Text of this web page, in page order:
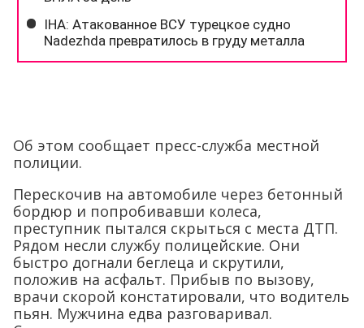
Об этом сообщает пресс-служба местной
полиции.
Перескочив на автомобиле через бетонный
бордюр и попробивавши колеса,
преступник пытался скрыться с места ДТП.
Рядом несли службу полицейские. Они
быстро догнали беглеца и скрутили,
положив на асфальт. Прибыв по вызову,
врачи скорой констатировали, что водитель
пьян. Мужчина едва разговаривал.